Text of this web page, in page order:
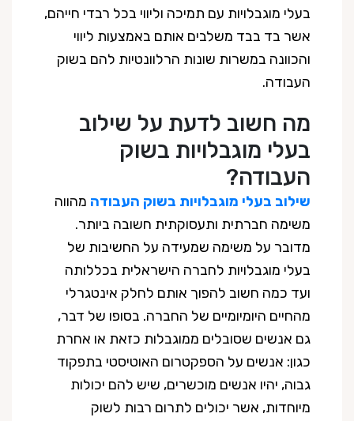
בעלי מוגבלויות עם תמיכה וליווי בכל רבדי חייהם,
אשר בד בבד משלבים אותם באמצעות ליווי
והכוונה במשרות שונות הרלוונטיות להם בשוק
העבודה.
מה חשוב לדעת על שילוב
בעלי מוגבלויות בשוק
העבודה?
שילוב בעלי מוגבלויות בשוק העבודה מהווה
משימה חברתית ותעסוקתית חשובה ביותר.
מדובר על משימה שמעידה על החשיבות של
בעלי מוגבלויות לחברה הישראלית בכללותה
ועד כמה חשוב להפוך אותם לחלק אינטגרלי
מהחיים היומיומיים של החברה. בסופו של דבר,
גם אנשים שסובלים ממוגבלות כזאת או אחרת
כגון: אנשים על הספקטרום האוטיסטי בתפקוד
גבוה, יהיו אנשים מוכשרים, שיש להם יכולות
מיוחדות, אשר יכולים לתרום רבות לשוק